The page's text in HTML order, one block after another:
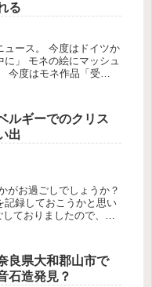
る
はドイツか
」 モネの絵にマッシュ
今度はモネ作品「受
ルギーでのクリス
出
記録しておこうかと思い
良県大和郡山市で
石造発見？